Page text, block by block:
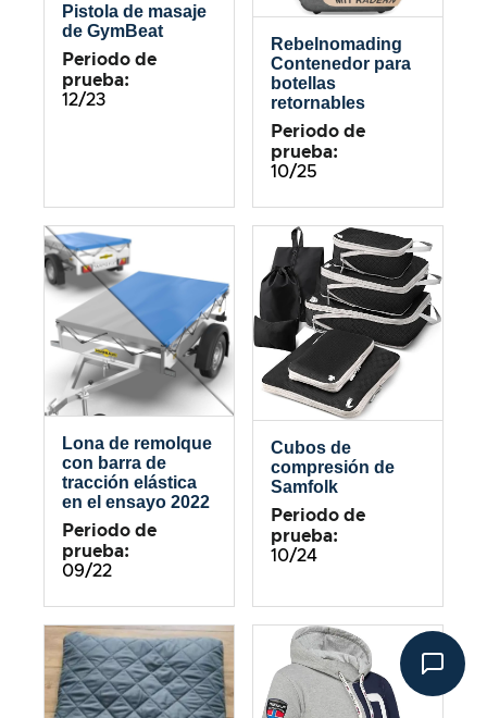
Pistola de masaje
de GymBeat
Periodo de
prueba:
12/23
Rebelnomading
Contenedor para
botellas
retornables
Periodo de
prueba:
10/25
Lona de remolque
con barra de
tracción elástica
en el ensayo 2022
Periodo de
prueba:
09/22
Cubos de
compresión de
Samfolk
Periodo de
prueba:
10/24